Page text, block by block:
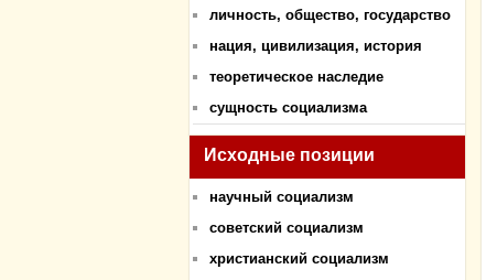
личность, общество, государство
нация, цивилизация, история
теоретическое наследие
сущность социализма
Исходные позиции
научный социализм
советский социализм
христианский социализм